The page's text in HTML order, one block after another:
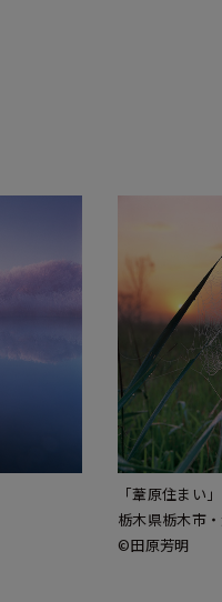
「葦原住まい」
栃木県栃木市
©田原芳明